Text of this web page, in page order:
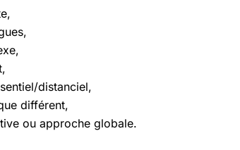
distanciel,
différent,
ou approche globale.